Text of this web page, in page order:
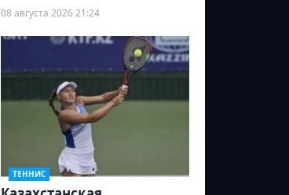
08 августа 2026 21:24
ТЕННИС